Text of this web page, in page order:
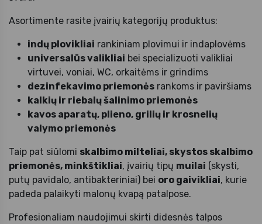
Asortimente rasite įvairių kategorijų produktus:
indų plovikliai rankiniam plovimui ir indaplovėms
universalūs valikliai bei specializuoti valikliai
virtuvei, voniai, WC, orkaitėms ir grindims
dezinfekavimo priemonės rankoms ir paviršiams
kalkių ir riebalų šalinimo priemonės
kavos aparatų, plieno, grilių ir krosnelių
valymo priemonės
Taip pat siūlomi skalbimo milteliai, skystos skalbimo
priemonės, minkštikliai, įvairių tipų muilai (skysti,
putų pavidalo, antibakteriniai) bei oro gaivikliai, kurie
padeda palaikyti malonų kvapą patalpose.
Profesionaliam naudojimui skirti didesnės talpos